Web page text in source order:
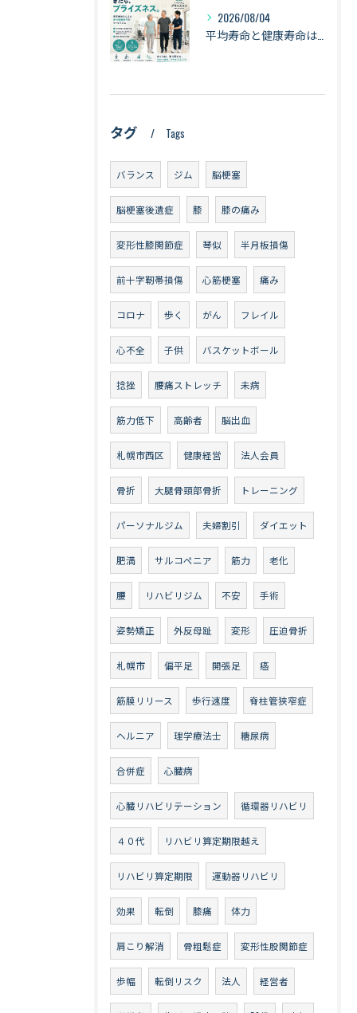
2026/08/04
タグ Tags
バランス ジム 脳梗塞
脳梗塞後遺症 膝 膝の痛み
変形性膝関節症 琴似 半月板損傷
前十字靭帯損傷 心筋梗塞 痛み
コロナ 歩く がん フレイル
心不全 子供 バスケットボール
捻挫 腰痛ストレッチ 未病
筋力低下 高齢者 脳出血
札幌市西区 健康経営 法人会員
骨折 大腿骨頸部骨折 トレーニング
パーソナルジム 夫婦割引 ダイエット
肥満 サルコペニア 筋力 老化
腰 リハビリジム 不安 手術
姿勢矯正 外反母趾 変形 圧迫骨折
札幌市 偏平足 開張足 癌
筋膜リリース 歩行速度 脊柱管狭窄症
ヘルニア 理学療法士 糖尿病
合併症 心臓病
心臓リハビリテーション 循環器リハビリ
４０代 リハビリ算定期限越え
リハビリ算定期限 運動器リハビリ
効果 転倒 膝痛 体力
肩こり解消 骨粗鬆症 変形性股関節症
歩幅 転倒リスク 法人 経営者